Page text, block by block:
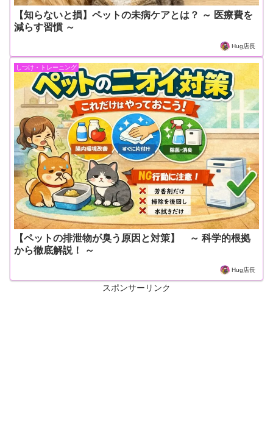
【知らないと損】ペットの未病ケアとは？ ～ 医療費を
減らす習慣 ～
Hug店長
しつけ・トレーニング
【ペットの排泄物が臭う原因と対策】 ～ 科学的根拠
から徹底解説！ ～
Hug店長
スポンサーリンク